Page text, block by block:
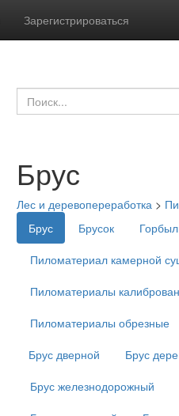
Зарегистрироваться
Брус
Лес и деревопереработка >
Брус
Брусок
Пиломатериал камерной
Пиломатериалы
Пиломатериалы обрезные
Брус дверной
Брус
Брус железнодорожный